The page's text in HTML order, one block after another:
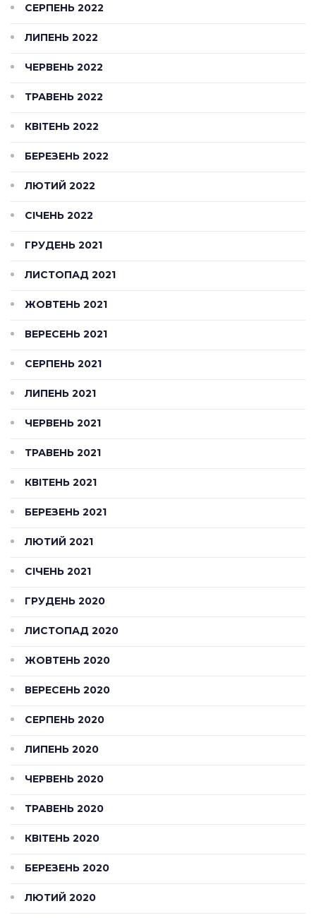
СЕРПЕНЬ 2022
ЛИПЕНЬ 2022
ЧЕРВЕНЬ 2022
ТРАВЕНЬ 2022
КВІТЕНЬ 2022
БЕРЕЗЕНЬ 2022
ЛЮТИЙ 2022
СІЧЕНЬ 2022
ГРУДЕНЬ 2021
ЛИСТОПАД 2021
ЖОВТЕНЬ 2021
ВЕРЕСЕНЬ 2021
СЕРПЕНЬ 2021
ЛИПЕНЬ 2021
ЧЕРВЕНЬ 2021
ТРАВЕНЬ 2021
КВІТЕНЬ 2021
БЕРЕЗЕНЬ 2021
ЛЮТИЙ 2021
СІЧЕНЬ 2021
ГРУДЕНЬ 2020
ЛИСТОПАД 2020
ЖОВТЕНЬ 2020
ВЕРЕСЕНЬ 2020
СЕРПЕНЬ 2020
ЛИПЕНЬ 2020
ЧЕРВЕНЬ 2020
ТРАВЕНЬ 2020
КВІТЕНЬ 2020
БЕРЕЗЕНЬ 2020
ЛЮТИЙ 2020